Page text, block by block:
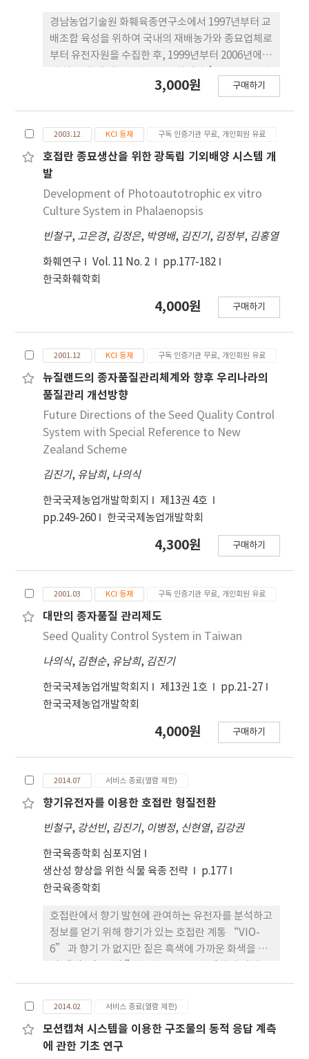
경남농업기술원 화훼육종연구소에서 1997년부터 교
배조합 육성을 위하여 국내의 재배농가와 종묘업체로
부터 유전자원을 수집한 후, 1999년부터 2006년에
2005년까지 3회의 특성검정을 거쳐서 호접란 신품종
이 상이 될 정도로 꽃이 크며 화형은 둥글고 꽃잎이 겹
쳐 아름다운 모양을 가진다. 또한 꽃배열도 우수하며
꽃수도 많은 편이다. 엽색은 연한 녹색이며 생육속도
도 빠르고 재배하기가 용이하다. 평균 꽃 수명 또한 55
일 이상으로 길어 시장성이 높다고 판단된다.
3,000원 구매하기
2003.12 KCI 등재 구독 인증기관 무료, 개인회원 유료
호접란 종묘생산을 위한 광독립 기외배양 시스템 개
발
Development of Photoautotrophic ex vitro
Culture System in Phalaenopsis
빈철구, 고은경, 김정은, 박영배, 김진기, 김정부, 김홍열
화훼연구 Vol. 11 No. 2
pp.177-182
한국화훼학회
4,000원 구매하기
2001.12 KCI 등재 구독 인증기관 무료, 개인회원 유료
뉴질랜드의 종자품질관리체계와 향후 우리나라의
품질관리 개선방향
Future Directions of the Seed Quality Control
System with Special Reference to New
Zealand Scheme
김진기, 유남희, 나의식
한국국제농업개발학회지
제13권 4호
pp.249-260
한국국제농업개발학회
4,300원 구매하기
2001.03 KCI 등재 구독 인증기관 무료, 개인회원 유료
대만의 종자품질 관리제도
Seed Quality Control System in Taiwan
나의식, 김현순, 유남희, 김진기
한국국제농업개발학회지 제13권 1호
pp.21-27
한국국제농업개발학회
4,000원 구매하기
2014.07 서비스 종료(열람 제한)
향기유전자를 이용한 호접란 형질전환
빈철구, 강선빈, 김진기, 이병정, 신현열, 김강권
한국육종학회 심포지엄
생산성 향상을 위한 식물 육종 전략
p.177
한국육종학회
호접란에서 향기 발현에 관여하는 유전자를 분석하고
정보를 얻기 위해 향기가 있는 호접란 계통 “VIO-
6” 과 향기 가 없지만 짙은 흑색에 가까운 화색을 가
의 mRNA를 분리하고 cDNA를 만든 뒤, cDNA
fragment를 염기해독 하는 NGS 분석을 시도하였
다. 그 중 향기성분 생합성 경로에 관여하 는 enzyme
을 coding하는 유전자와 유사성이 있는 contig 및
unigene을 따로 분류하였으며 특히 난류 향기성분
2014.02 서비스 종료(열람 제한)
모션캡쳐 시스템을 이용한 구조물의 동적 응답 계측
에 관한 기초 연구